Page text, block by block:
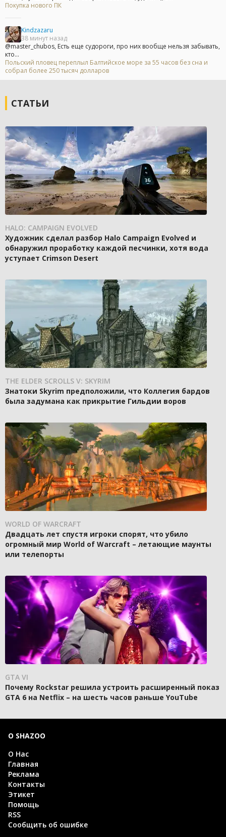
Покупка нового ПК
Kindzazaru
38 минут назад
@master_chubos, Есть еще судороги, про них вообще нельзя забывать,
кто...
Польский пловец переплыл Балтийское море за 55 часов без сна и
собрал более 250 тысяч долларов
СТАТЬИ
HALO: CAMPAIGN EVOLVED
Художник сделал разбор Halo Campaign Evolved и
обнаружил проработку каждой песчинки, хотя вода
уступает Crimson Desert
THE ELDER SCROLLS V: SKYRIM
Знатоки Skyrim предположили, что Коллегия бардов
была задумана как прикрытие Гильдии воров
WORLD OF WARCRAFT
Двадцать лет спустя игроки спорят, что убило
огромный мир World of Warcraft – летающие маунты
или телепорты
GTA VI
Почему Rockstar решила устроить расширенный показ
GTA 6 на Netflix – на шесть часов раньше YouTube
О SHAZOO
О Нас
Главная
Реклама
Контакты
Этикет
Помощь
RSS
Сообщить об ошибке